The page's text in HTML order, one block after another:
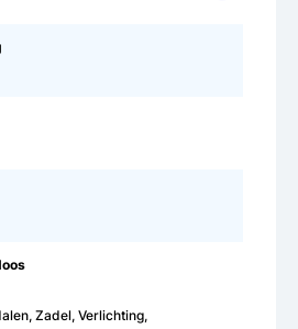
Zadel, Verlichting,